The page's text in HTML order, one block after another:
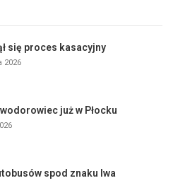
się proces kasacyjny
2026
już w Płocku
spod znaku lwa